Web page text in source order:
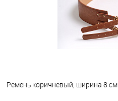
Ремень коричневый, ширина 8 см